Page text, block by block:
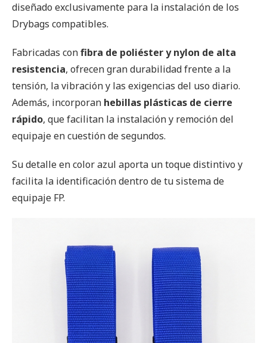
diseñado exclusivamente para la instalación de los
Drybags compatibles.
Fabricadas confibra de poliéster y nylon de alta
resistencia, ofrecen gran durabilidad frente a la
tensión, la vibración y las exigencias del uso diario.
Además, incorporan hebillas plásticas de cierre
rápido, que facilitan la instalación y remoción del
equipaje en cuestión de segundos.
Su detalle en color azul aporta un toque distintivo y
facilita la identificación dentro de tu sistema de
equipaje FP.